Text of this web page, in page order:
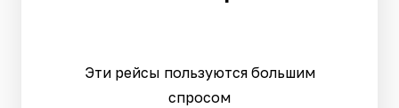
Эти рейсы пользуются большим
спросом